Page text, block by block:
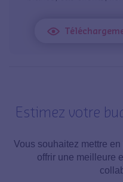
Estimez votre
Vous souhaitez mettre
offrir une meilleure